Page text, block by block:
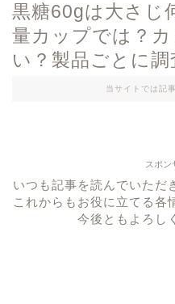
黒糖60gは大さじ
量カップでは？
い？製品ごとに調
当サイトでは記
スポン
いつも記事を読んでいただ
これからもお役に立てる各
今後ともよろし